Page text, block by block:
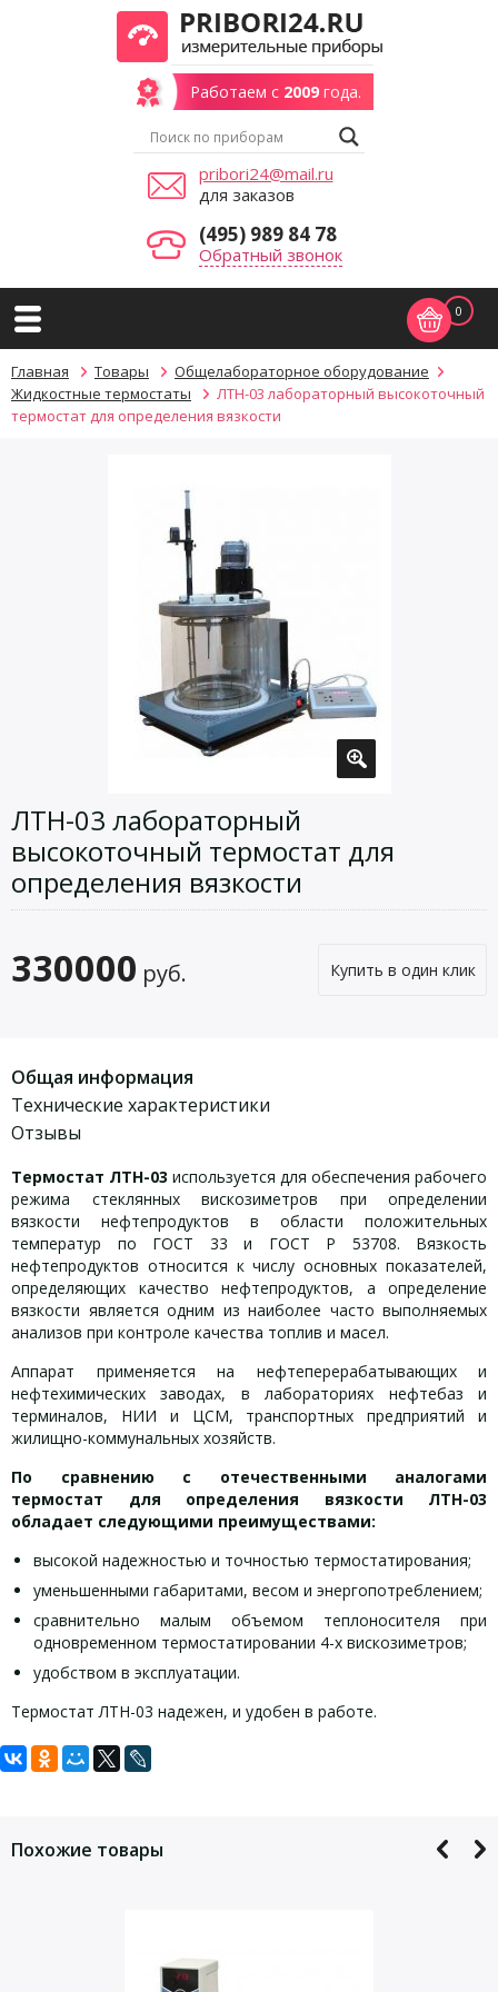
Работаем с 2009года.
pribori24@mail.ru
для заказов
(495) 989 84 78
Обратный звонок
0
Главная Товары
Общелабораторное оборудование
Жидкостные термостаты
ЛТН-03 лабораторный высокоточный
термостат для определения вязкости
ЛТН-03 лабораторный
высокоточный термостат для
определения вязкости
330000 руб. Купить в один клик
Общая информация
Технические характеристики
Отзывы
Термостат ЛТН-03 используется для обеспечения рабочего
режима стеклянных вискозиметров при определении
вязкости нефтепродуктов в области положительных
температур по ГОСТ 33 и ГОСТ Р 53708. Вязкость
нефтепродуктов относится к числу основных показателей,
определяющих качество нефтепродуктов, а определение
вязкости является одним из наиболее часто выполняемых
анализов при контроле качества топлив и масел.
Аппарат применяется на нефтеперерабатывающих и
нефтехимических заводах, в лабораториях нефтебаз и
терминалов, НИИ и ЦСМ, транспортных предприятий и
жилищно-коммунальных хозяйств.
По сравнению с отечественными аналогами
термостат для определения вязкости ЛТН-03
обладает следующими преимуществами:
высокой надежностью и точностью термостатирования;
уменьшенными габаритами, весом и энергопотреблением;
сравнительно малым объемом теплоносителя при
одновременном термостатировании 4-х вискозиметров;
удобством в эксплуатации.
Термостат ЛТН-03 надежен, и удобен в работе.
Технические характеристики:
Отклонение температуры: ±0,01°С;
вискозиметров (ВПЖ-2, ВПЖ-4, Кэннон-Фенске и др.): до 4
Задать вопрос
Похожие товары